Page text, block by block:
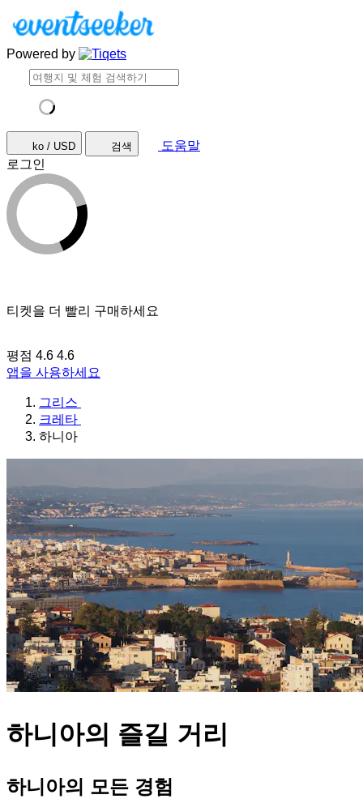
Powered by
ko / USD 검색
도움말
로그인
티켓을 더 빨리 구매하세요
평점 4.6 4.6
앱을 사용하세요
그리스
크레타
하니아
하니아의 즐길 거리
하니아의 모든 경험